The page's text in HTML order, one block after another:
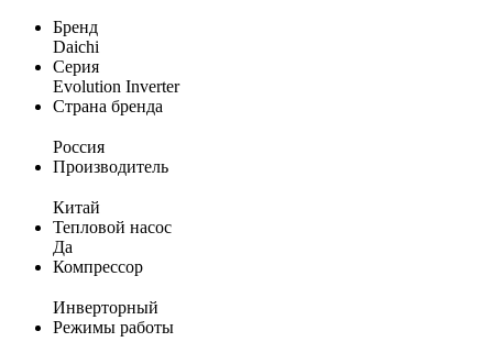
Бренд
Daichi
Серия
Evolution Inverter
Страна бренда
Россия
Производитель
Китай
Тепловой насос
Да
Компрессор
Инверторный
Режимы работы